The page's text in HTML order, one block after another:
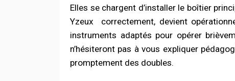
Elles se chargent d’installer le boîtier
Yzeux
correctement, devient
instruments adaptés pour opérer
n’hésiteront pas à vous expliquer
promptement des doubles.